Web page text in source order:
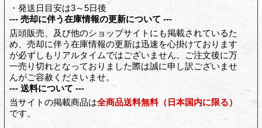
・発送日目安は3～5日後
--- 売却に伴う在庫情報の更新について ---
店頭販売、及び他のショップサイトにも掲載されているた
め、売却に伴う在庫情報の更新は迅速を心掛けております
が必ずしもリアルタイムではございません。ご注文後に万
一売り切れとなっておりました際は誠に申し訳ございませ
んがご容赦くださいませ。
--- 送料について ---
当サイトの掲載商品は全商品送料無料（日本国内に限る）
です。